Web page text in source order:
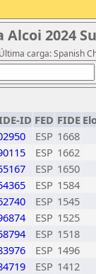
2024
carga: Spanish
ID FED FIDE
ESP 1668
ESP 1662
ESP 1650
ESP 1584
ESP 1545
ESP 1525
ESP 1518
ESP 1496
ESP 1412